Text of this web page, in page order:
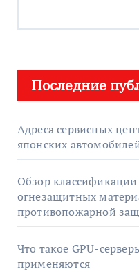
Последние
Адреса сервисных
японских
Обзор
огнезащитных
противопожарной
Что такое GPU-
применяются